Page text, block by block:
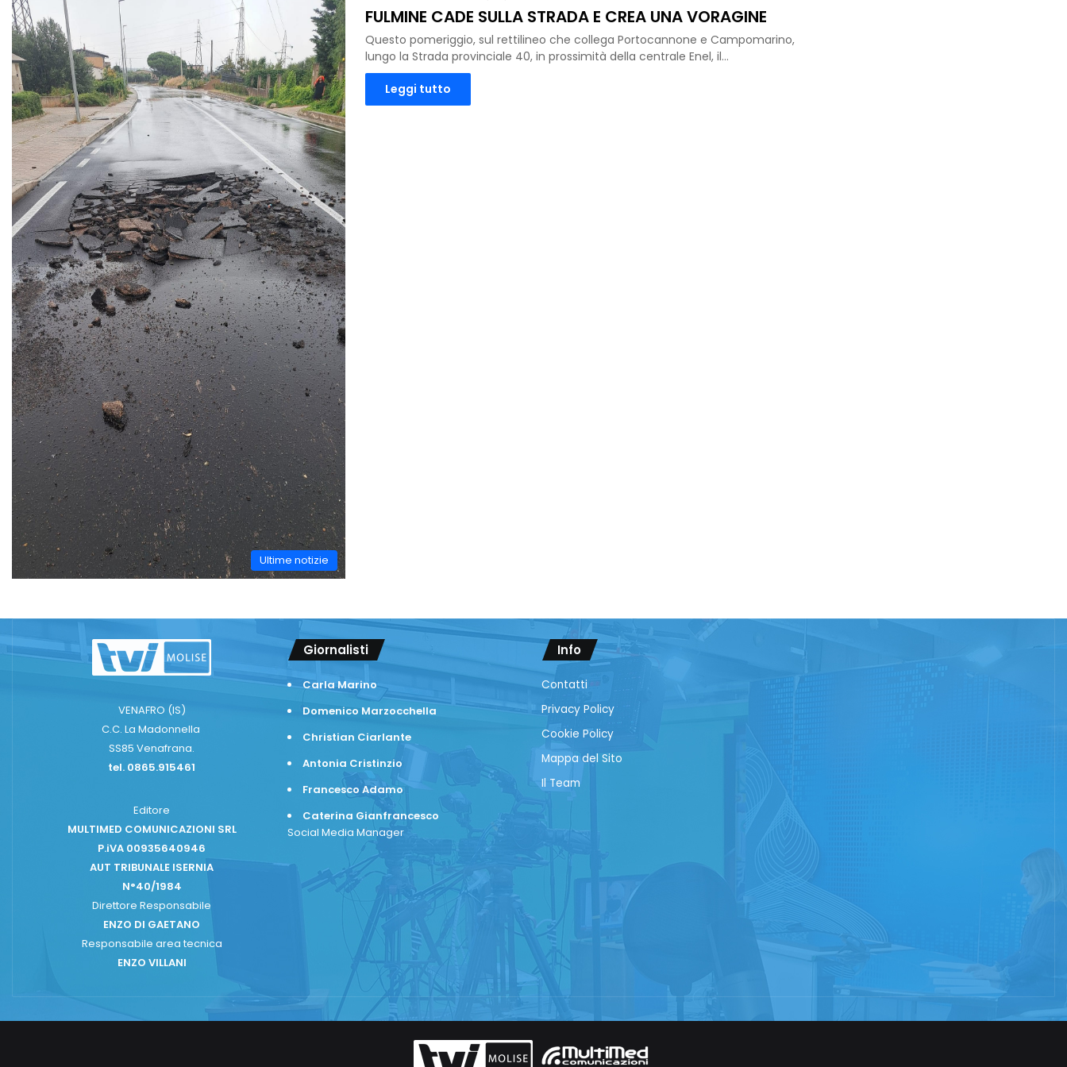
Ultime notizie
FULMINE CADE SULLA STRADA E CREA UNA VORAGINE
Questo pomeriggio, sul rettilineo che collega Portocannone e Campomarino,
lungo la Strada provinciale 40, in prossimità della centrale Enel, il…
Leggi tutto
VENAFRO (IS)
C.C. La Madonnella
SS85 Venafrana.
tel. 0865.915461
Editore
MULTIMED COMUNICAZIONI SRL
P.iVA 00935640946
AUT TRIBUNALE ISERNIA
N°40/1984
Direttore Responsabile
ENZO DI GAETANO
Responsabile area tecnica
ENZO VILLANI
Giornalisti
Carla Marino
Domenico Marzocchella
Christian Ciarlante
Antonia Cristinzio
Francesco Adamo
Caterina Gianfrancesco
Social Media Manager
Info
Contatti
Privacy Policy
Cookie Policy
Mappa del Sito
Il Team